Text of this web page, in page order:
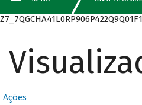
Z7_7QGCHA41L0RP906P422Q9Q01F1
Ações